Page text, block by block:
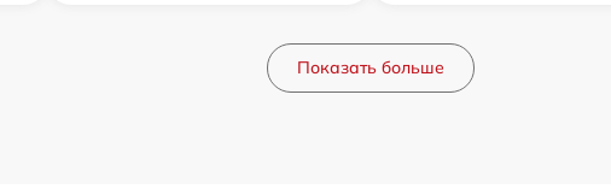
Показать больше